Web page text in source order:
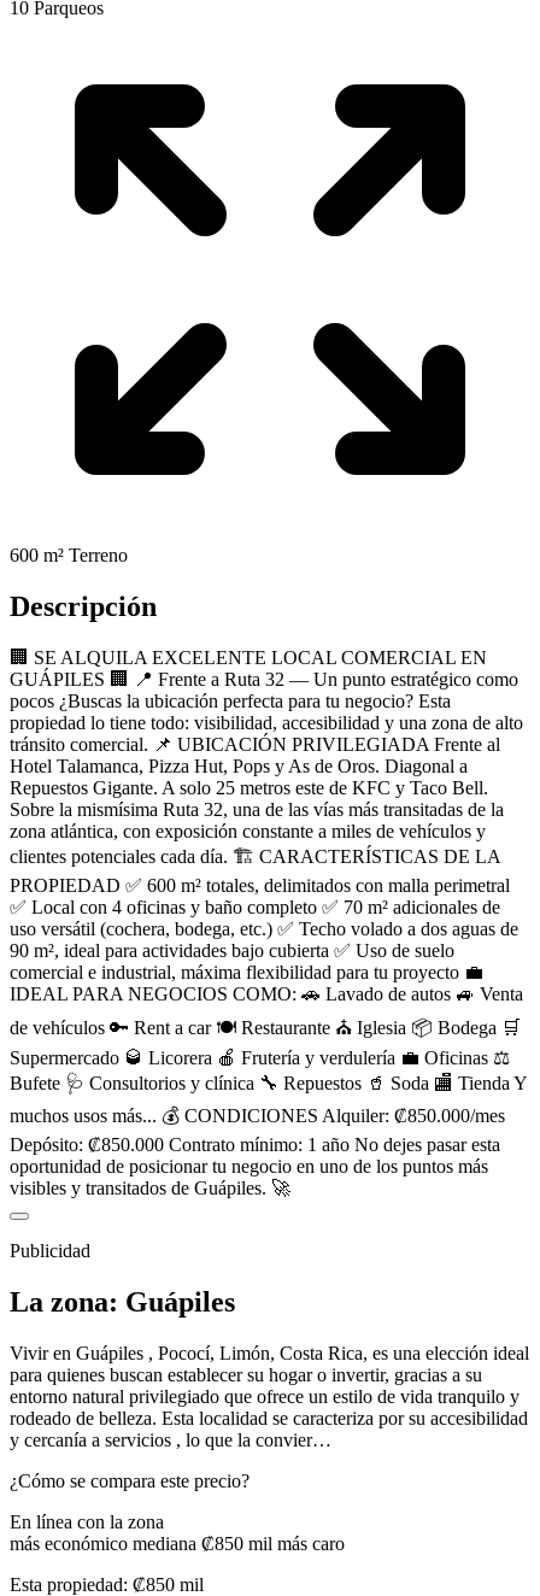
10 Parqueos
600 m² Terreno
Descripción
🏢 SE ALQUILA EXCELENTE LOCAL COMERCIAL EN
GUÁPILES 🏢 📍 Frente a Ruta 32 — Un punto estratégico como
pocos ¿Buscas la ubicación perfecta para tu negocio? Esta
propiedad lo tiene todo: visibilidad, accesibilidad y una zona de alto
tránsito comercial. 📌 UBICACIÓN PRIVILEGIADA Frente al
Hotel Talamanca, Pizza Hut, Pops y As de Oros. Diagonal a
Repuestos Gigante. A solo 25 metros este de KFC y Taco Bell.
Sobre la mismísima Ruta 32, una de las vías más transitadas de la
zona atlántica, con exposición constante a miles de vehículos y
clientes potenciales cada día. 🏗️ CARACTERÍSTICAS DE LA
PROPIEDAD ✅ 600 m² totales, delimitados con malla perimetral
✅ Local con 4 oficinas y baño completo ✅ 70 m² adicionales de
uso versátil (cochera, bodega, etc.) ✅ Techo volado a dos aguas de
90 m², ideal para actividades bajo cubierta ✅ Uso de suelo
comercial e industrial, máxima flexibilidad para tu proyecto 💼
IDEAL PARA NEGOCIOS COMO: 🚗 Lavado de autos 🚙 Venta
de vehículos 🔑 Rent a car 🍽️ Restaurante ⛪ Iglesia 📦 Bodega 🛒
Supermercado 🥃 Licorera 🍎 Frutería y verdulería 💼 Oficinas ⚖️
Bufete 🩺 Consultorios y clínica 🔧 Repuestos 🥤 Soda 🏬 Tienda Y
muchos usos más... 💰 CONDICIONES Alquiler: ₡850.000/mes
Depósito: ₡850.000 Contrato mínimo: 1 año No dejes pasar esta
oportunidad de posicionar tu negocio en uno de los puntos más
visibles y transitados de Guápiles. 🚀
Publicidad
La zona: Guápiles
Vivir en Guápiles , Pococí, Limón, Costa Rica, es una elección ideal
para quienes buscan establecer su hogar o invertir, gracias a su
entorno natural privilegiado que ofrece un estilo de vida tranquilo y
rodeado de belleza. Esta localidad se caracteriza por su accesibilidad
y cercanía a servicios , lo que la convier…
¿Cómo se compara este precio?
En línea con la zona
más económico mediana ₡850 mil más caro
Esta propiedad: ₡850 mil